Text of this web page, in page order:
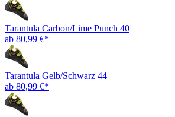
Tarantula Carbon/Lime Punch 40
ab 80,99 €*
Tarantula Gelb/Schwarz 44
ab 80,99 €*